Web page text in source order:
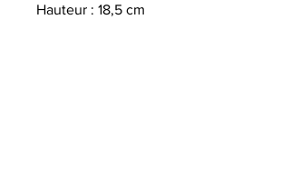
Hauteur : 18,5 cm